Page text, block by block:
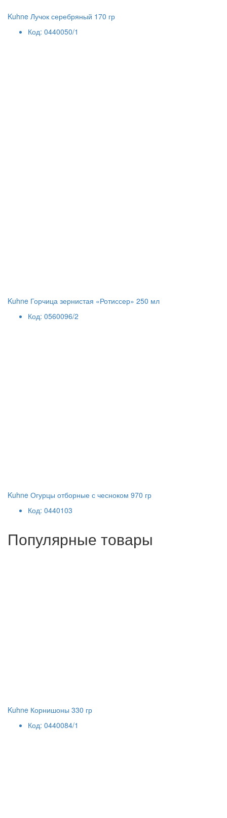
Kuhne Лучок серебряный 170 гр
Код: 0440050/1
Kuhne Горчица зернистая «Ротиссер» 250 мл
Код: 0560096/2
Kuhne Огурцы отборные с чесноком 970 гр
Код: 0440103
Популярные товары
Kuhne Корнишоны 330 гр
Код: 0440084/1